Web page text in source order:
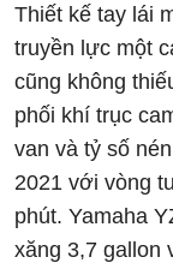
Thiết kế tay lái
truyền lực một
cũng không
phối khí trục
van và tỷ số
2021 với vòng
phút. Yamaha
xăng 3,7 gallon